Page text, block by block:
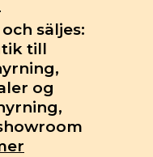
säljes:
till
og